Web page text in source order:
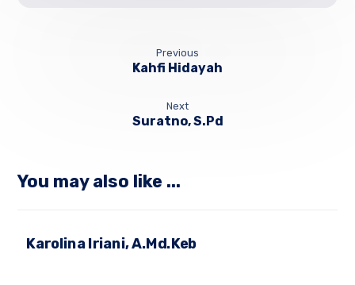
Previous
Kahfi Hidayah
Next
Suratno, S.Pd
You may also like ...
Karolina Iriani, A.Md.Keb